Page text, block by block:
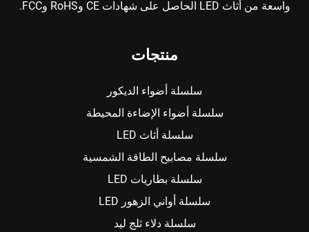
واسعة من أثاث LED الحاصل على شهادات CE وRoHS وFCC.
منتجات
سلسلة أضواء الديكور
سلسلة أضواء الإضاءة المحيطة
سلسلة أثاث LED
سلسلة مصابيح الطاقة الشمسية
سلسلة بطاريات LED
سلسلة أواني الزهور LED
سلسلة دلاء ثلج ليد